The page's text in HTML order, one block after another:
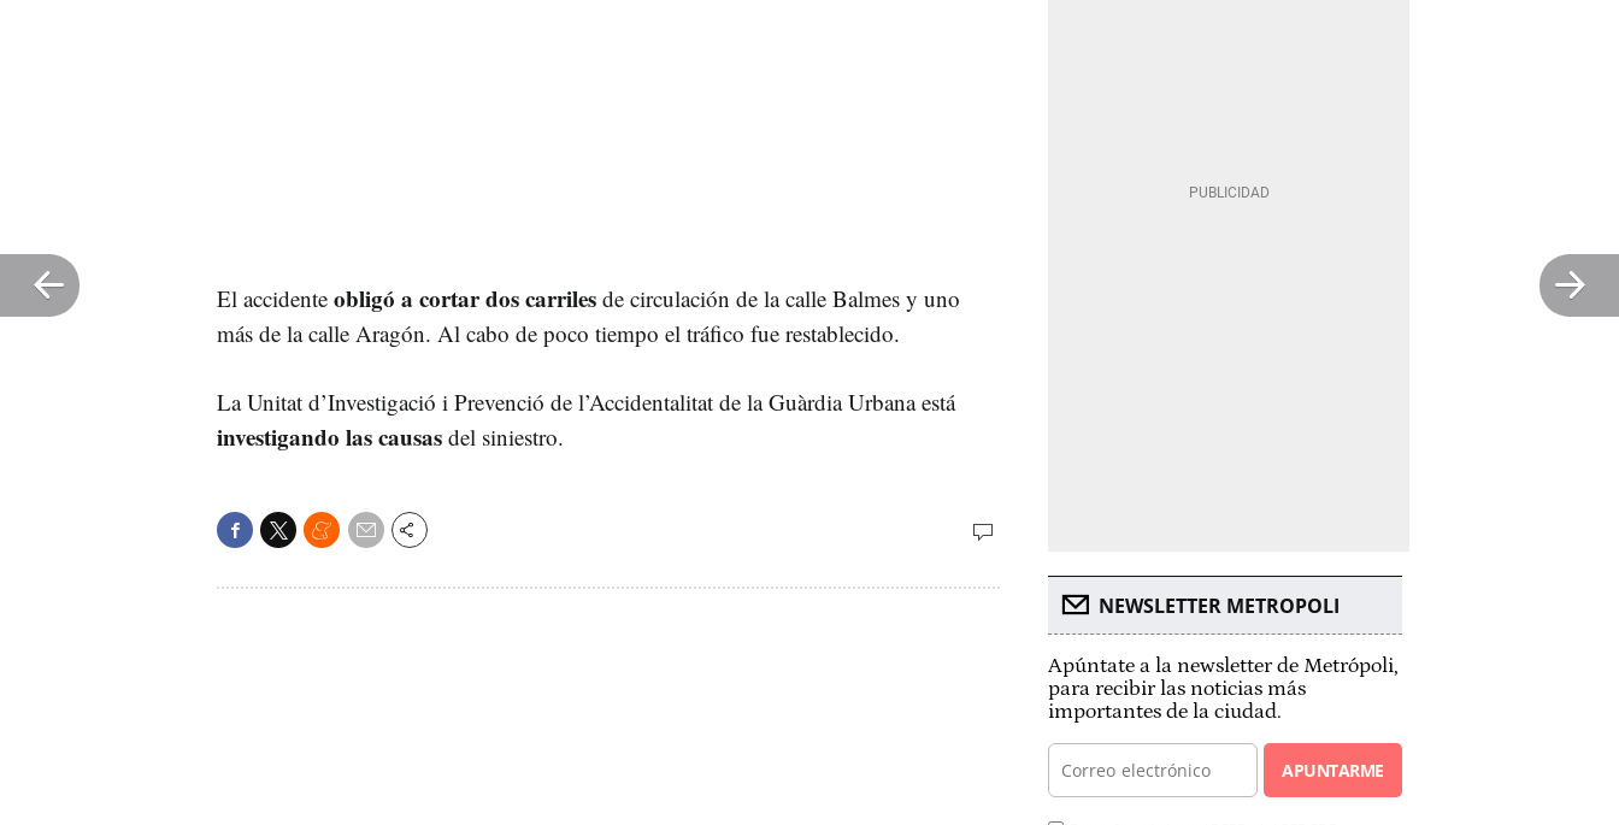
El accidente obligó a cortar dos carriles de circulación de la calle Balmes y uno
más de la calle Aragón. Al cabo de poco tiempo el tráfico fue restablecido.
La Unitat d’Investigació i Prevenció de l’Accidentalitat de la Guàrdia Urbana está
investigando las causas del siniestro.
NEWSLETTER METROPOLI
Apúntate a la newsletter de Metrópoli,
para recibir las noticias más
importantes de la ciudad.
APUNTARME